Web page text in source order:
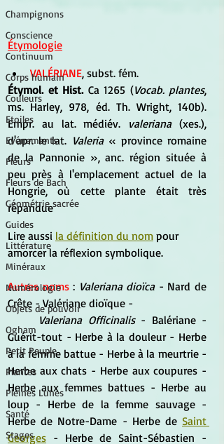
Champignons
Conscience
Continuum
Corps humain
Couleurs
Etoiles
Evénements
Fleurs
Fleurs de Bach
Géométrie sacrée
Guides
Littérature
Minéraux
Numérologie
Objets de pouvoir
Ogham
Petit Peuple
Plantes
Pleines Lunes
Santé
Stages
Étymologie
VALÉRIANE, subst. fém.
Étymol. et Hist. Ca 1265 (Vocab. plantes,
ms. Harley, 978, éd. Th. Wright, 140b).
Empr. au lat. médiév. valeriana (xes.),
d'apr. le lat. Valeria « province romaine
de la Pannonie », anc. région située à
peu près à l'emplacement actuel de la
Hongrie, où cette plante était très
répandue
Lire aussi la définition du nom pour
amorcer la réflexion symbolique.
Autres noms : Valeriana dioïca - Nard de
Crête - Valériane dioïque -
Valeriana Officinalis - Balériane -
Guérit-tout - Herbe à la douleur - Herbe
à la femme battue - Herbe à la meurtrie -
Herbe aux chats - Herbe aux coupures -
Herbe aux femmes battues - Herbe au
loup - Herbe de la femme sauvage -
Herbe de Notre-Dame - Herbe de Saint
Georges - Herbe de Saint-Sébastien -